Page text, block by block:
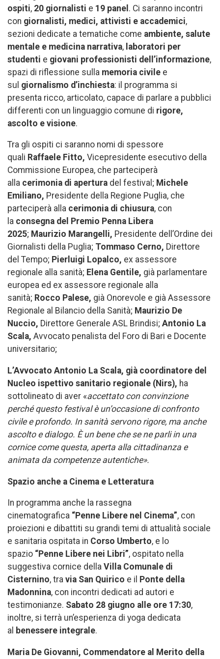
ospiti, 20 giornalisti e 19 panel . Ci saranno incontri
con giornalisti, medici, attivisti e accademici,
sezioni dedicate a tematiche come ambiente, salute
mentale e medicina narrativa, laboratori per
studenti e giovani professionisti dell’informazione,
spazi di riflessione sulla memoria civile e
sul giornalismo d’inchiesta: il programma si
presenta ricco, articolato, capace di parlare a pubblici
differenti con un linguaggio comune di rigore,
ascolto e visione.
Tra gli ospiti ci saranno nomi di spessore
quali Raffaele Fitto, Vicepresidente esecutivo della
Commissione Europea, che parteciperà
alla cerimonia di apertura del festival; Michele
Emiliano, Presidente della Regione Puglia, che
parteciperà alla cerimonia di chiusura, con
la consegna del Premio Penna Libera
2025; Maurizio Marangelli, Presidente dell’Ordine dei
Giornalisti della Puglia; Tommaso Cerno, Direttore
del Tempo; Pierluigi Lopalco, ex assessore
regionale alla sanità; Elena Gentile, già parlamentare
europea ed ex assessore regionale alla
sanità; Rocco Palese, già Onorevole e già Assessore
Regionale al Bilancio della Sanità; Maurizio De
Nuccio, Direttore Generale ASL Brindisi; Antonio La
Scala, Avvocato penalista del Foro di Bari e Docente
universitario;
L’Avvocato Antonio La Scala, già coordinatore del
Nucleo ispettivo sanitario regionale (Nirs), ha
sottolineato di aver «accettato con convinzione
perché questo festival è un’occasione di confronto
civile e profondo. In sanità servono rigore, ma anche
ascolto e dialogo. È un bene che se ne parli in una
cornice come questa, aperta alla cittadinanza e
animata da competenze autentiche».
Spazio anche a Cinema e Letteratura
In programma anche la rassegna
cinematografica “Penne Libere nel Cinema”, con
proiezioni e dibattiti su grandi temi di attualità sociale
e sanitaria ospitata in Corso Umberto, e lo
spazio “Penne Libere nei Libri”, ospitato nella
suggestiva cornice della Villa Comunale di
Cisternino, tra via San Quirico e il Ponte della
Madonnina, con incontri dedicati ad autori e
testimonianze. Sabato 28 giugno alle ore 17:30,
inoltre, si terrà un’esperienza di yoga dedicata
al benessere integrale.
Maria De Giovanni, Commendatore al Merito della